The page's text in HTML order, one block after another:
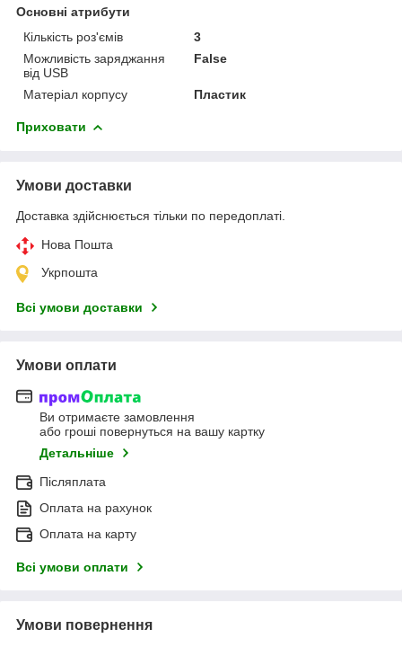
Основні атрибути
Кількість роз'ємів
3
Можливість заряджання
від USB
False
Матеріал корпусу Пластик
Приховати
Умови доставки
Доставка здійснюється тільки по передоплаті.
Нова Пошта
Укрпошта
Всі умови доставки
Умови оплати
Ви отримаєте замовлення
або гроші повернуться на вашу картку
Детальніше
Післяплата
Оплата на рахунок
Оплата на карту
Всі умови оплати
Умови повернення